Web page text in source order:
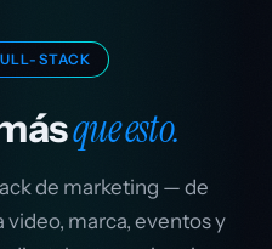
STACK
que esto.
de marketing — de
video, marca, eventos y